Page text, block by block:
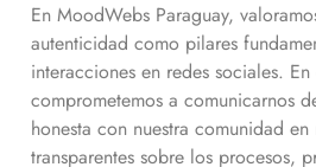
En MoodWebs Paraguay,
autenticidad como pilares
interacciones en redes sociales.
comprometemos a comunicarnos
honesta con nuestra comunidad
transparentes sobre los procesos,